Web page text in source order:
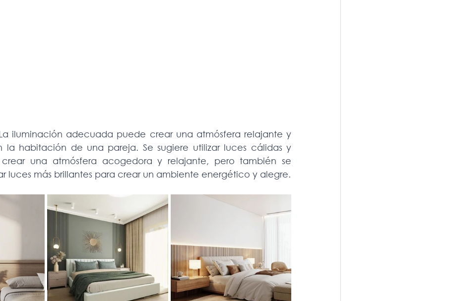
iluminación adecuada puede crear una atmósfera relajante y
la habitación de una pareja. Se sugiere utilizar luces cálidas y
crear una atmósfera acogedora y relajante, pero también se
luces más brillantes para crear un ambiente energético y alegre.